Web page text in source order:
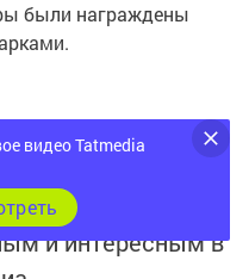
были награждены
и интересным в
видео Tatmedia